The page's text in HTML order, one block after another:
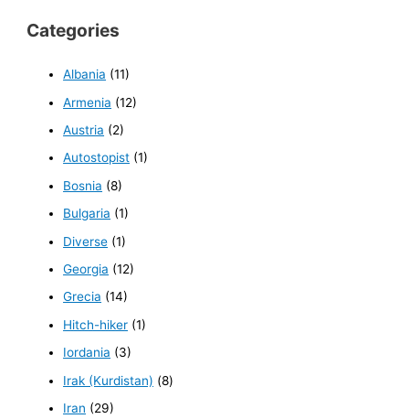
Categories
Albania (11)
Armenia (12)
Austria (2)
Autostopist (1)
Bosnia (8)
Bulgaria (1)
Diverse (1)
Georgia (12)
Grecia (14)
Hitch-hiker (1)
Iordania (3)
Irak (Kurdistan) (8)
Iran (29)